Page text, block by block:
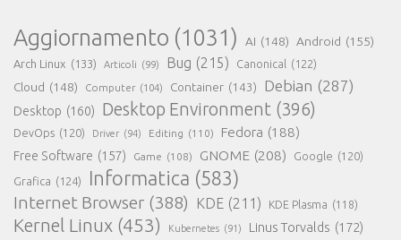
Aggiornamento (1031) AI (148) Android (155)
Arch Linux (133) Articoli (99) Bug (215) Canonical (122)
Cloud (148) Computer (104) Container (143) Debian (287)
Desktop (160) Desktop Environment (396)
DevOps (120) Driver (94) Editing (110) Fedora (188)
Free Software (157) Game (108) GNOME (208) Google (120)
Grafica (124) Informatica (583)
Internet Browser (388) KDE (211) KDE Plasma (118)
Kernel Linux (453) Kubernetes (91) Linus Torvalds (172)